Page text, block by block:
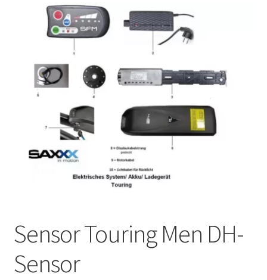
Sensor Touring Men DH-
Sensor